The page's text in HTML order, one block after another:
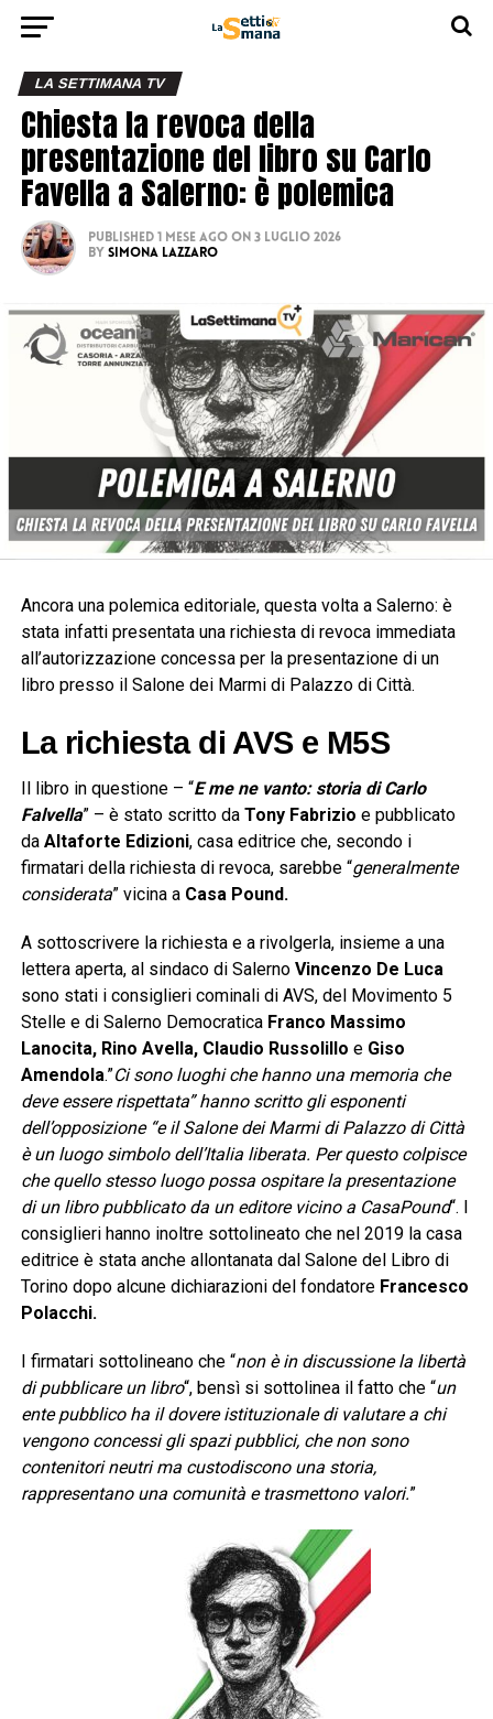
LA SETTIMANA TV
Chiesta la revoca della
presentazione del libro su Carlo
Favella a Salerno: è polemica
Published 1 mese ago on 3 Luglio 2026
By Simona Lazzaro
Ancora una polemica editoriale, questa volta a Salerno: è
stata infatti presentata una richiesta di revoca immediata
all’autorizzazione concessa per la presentazione di un
libro presso il Salone dei Marmi di Palazzo di Città.
La richiesta di AVS e M5S
Il libro in questione – “E me ne vanto: storia di Carlo
Falvella” – è stato scritto daTony Fabrizio e pubblicato
da Altaforte Edizioni, casa editrice che, secondo i
firmatari della richiesta di revoca, sarebbe “generalmente
considerata” vicina aCasa Pound.
A sottoscrivere la richiesta e a rivolgerla, insieme a una
lettera aperta, al sindaco di Salerno Vincenzo De Luca
sono stati i consiglieri cominali di AVS, del Movimento 5
Stelle e di Salerno Democratica Franco Massimo
Lanocita, Rino Avella, Claudio Russolillo e Giso
Amendola.”Ci sono luoghi che hanno una memoria che
deve essere rispettata” hanno scritto gli esponenti
dell’opposizione “e il Salone dei Marmi di Palazzo di Città
è un luogo simbolo dell’Italia liberata. Per questo colpisce
che quello stesso luogo possa ospitare la presentazione
di un libro pubblicato da un editore vicino a CasaPound“. I
consiglieri hanno inoltre sottolineato che nel 2019 la casa
editrice è stata anche allontanata dal Salone del Libro di
Torino dopo alcune dichiarazioni del fondatore Francesco
Polacchi.
I firmatari sottolineano che “non è in discussione la libertà
di pubblicare un libro“, bensì si sottolinea il fatto che “un
ente pubblico ha il dovere istituzionale di valutare a chi
vengono concessi gli spazi pubblici, che non sono
contenitori neutri ma custodiscono una storia,
rappresentano una comunità e trasmettono valori.”